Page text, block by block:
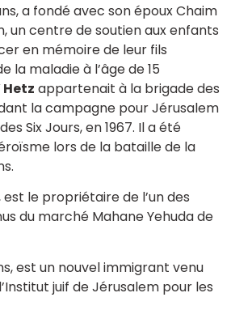
a fondé avec son époux Chaim
un centre de soutien aux enfants
en mémoire de leur fils
la maladie à l’âge de 15
Hetz appartenait à la brigade des
la campagne pour Jérusalem
Six Jours, en 1967. Il a été
lors de la bataille de la
est le propriétaire de l’un des
du marché Mahane Yehuda de
est un nouvel immigrant venu
juif de Jérusalem pour les